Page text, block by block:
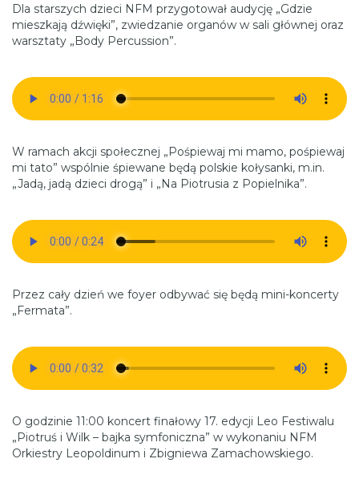
Dla starszych dzieci NFM przygotował audycję „Gdzie
mieszkają dźwięki”, zwiedzanie organów w sali głównej oraz
warsztaty „Body Percussion”.
W ramach akcji społecznej „Pośpiewaj mi mamo, pośpiewaj
mi tato” wspólnie śpiewane będą polskie kołysanki, m.in.
„Jadą, jadą dzieci drogą” i „Na Piotrusia z Popielnika”.
Przez cały dzień we foyer odbywać się będą mini-koncerty
„Fermata”.
O godzinie 11:00 koncert finałowy 17. edycji Leo Festiwalu
„Piotruś i Wilk – bajka symfoniczna” w wykonaniu NFM
Orkiestry Leopoldinum i Zbigniewa Zamachowskiego.